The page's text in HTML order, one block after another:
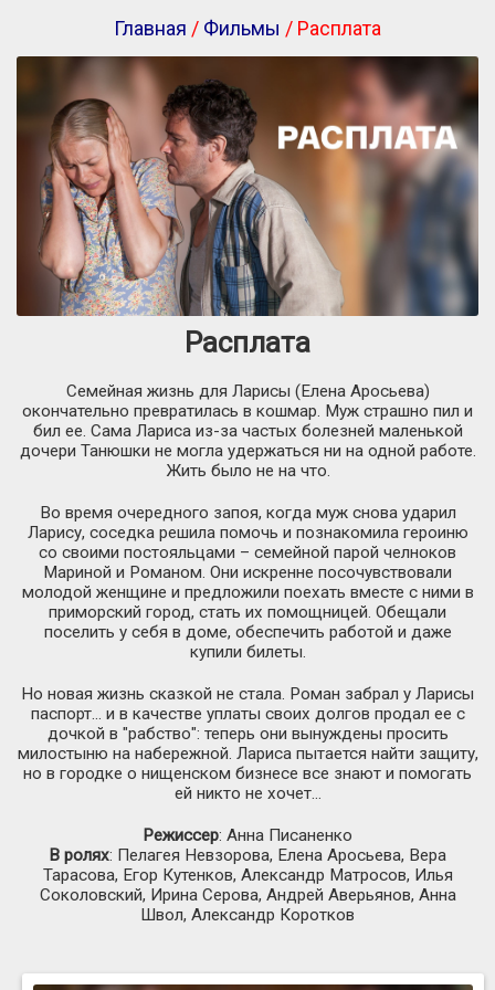
Главная / Фильмы / Расплата
Расплата
Семейная жизнь для Ларисы (Елена Аросьева)
окончательно превратилась в кошмар. Муж страшно пил и
бил ее. Сама Лариса из-за частых болезней маленькой
дочери Танюшки не могла удержаться ни на одной работе.
Жить было не на что.
Во время очередного запоя, когда муж снова ударил
Ларису, соседка решила помочь и познакомила героиню
со своими постояльцами – семейной парой челноков
Мариной и Романом. Они искренне посочувствовали
молодой женщине и предложили поехать вместе с ними в
приморский город, стать их помощницей. Обещали
поселить у себя в доме, обеспечить работой и даже
купили билеты.
Но новая жизнь сказкой не стала. Роман забрал у Ларисы
паспорт… и в качестве уплаты своих долгов продал ее с
дочкой в "рабство": теперь они вынуждены просить
милостыню на набережной. Лариса пытается найти защиту,
но в городке о нищенском бизнесе все знают и помогать
ей никто не хочет…
Режиссер: Анна Писаненко
В ролях: Пелагея Невзорова, Елена Аросьева, Вера
Тарасова, Егор Кутенков, Александр Матросов, Илья
Соколовский, Ирина Серова, Андрей Аверьянов, Анна
Швол, Александр Коротков